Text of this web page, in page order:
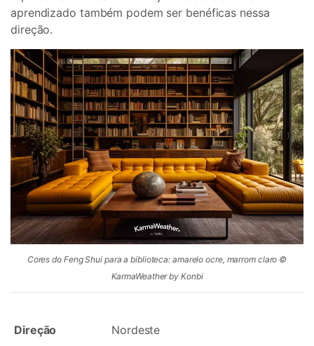
aprendizado também podem ser benéficas nessa
direção.
Cores do Feng Shui para a biblioteca: amarelo ocre, marrom claro ©
KarmaWeather by Konbi
Direção
Nordeste